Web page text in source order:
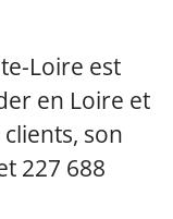
Loire est
en Loire et
son
227 688